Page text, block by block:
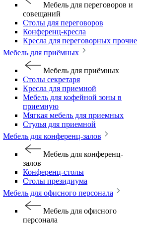
Мебель для переговоров и
совещаний
Столы для переговоров
Конференц-кресла
Кресла для переговорных прочие
Мебель для приёмных
Мебель для приёмных
Столы секретаря
Кресла для приемной
Мебель для кофейной зоны в
приемную
Мягкая мебель для приемных
Стулья для приемной
Мебель для конференц-залов
Мебель для конференц-
залов
Конференц-столы
Столы президиума
Мебель для офисного персонала
Мебель для офисного
персонала